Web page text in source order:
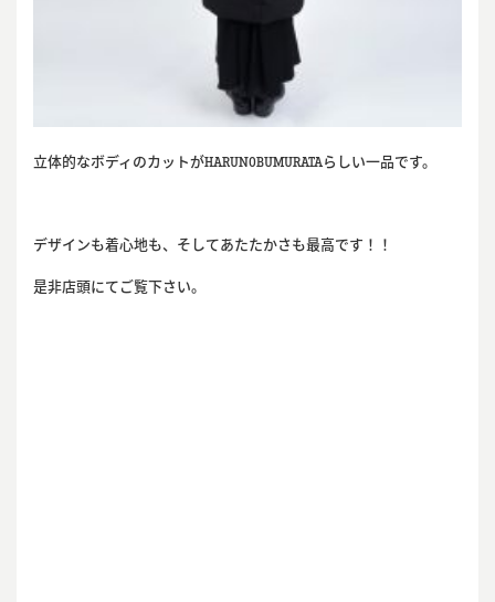
立体的なボディのカットがHARUNOBUMURATAらしい一品です。
デザインも着心地も、そしてあたたかさも最高です！！
是非店頭にてご覧下さい。